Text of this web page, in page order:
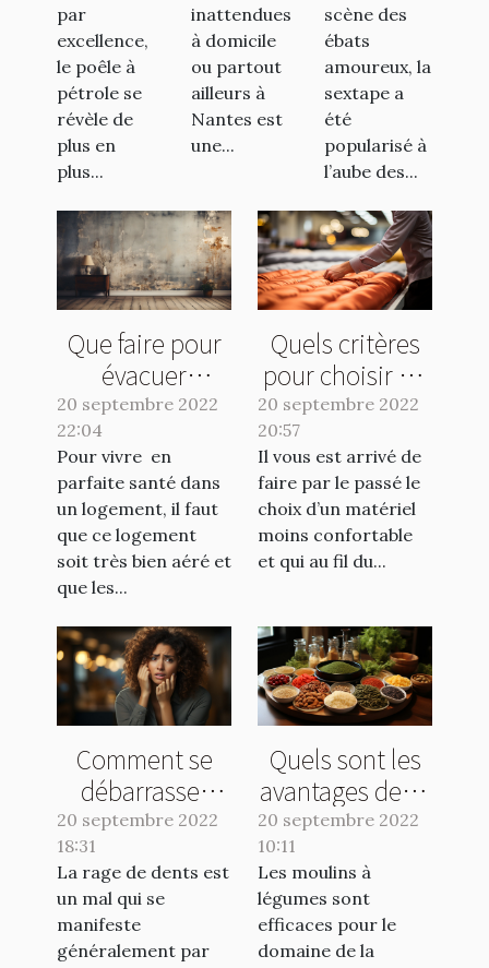
par
excellence,
le poêle à
pétrole se
révèle de
plus en
plus...
inattendues
à domicile
ou partout
ailleurs à
Nantes est
une...
scène des
ébats
amoureux, la
sextape a
été
popularisé à
l’aube des...
Que faire pour
évacuer
l'humidité de sa
maison ?
20 septembre 2022
22:04
Pour vivre en
parfaite santé dans
un logement, il faut
que ce logement
soit très bien aéré et
que les...
Quels critères
pour choisir un
bon matelas ?
20 septembre 2022
20:57
Il vous est arrivé de
faire par le passé le
choix d’un matériel
moins confortable
et qui au fil du...
Comment se
débarrasser
d'une rage de
20 septembre 2022
18:31
La rage de dents est
un mal qui se
manifeste
généralement par
Quels sont les
avantages de se
servir d’un bon
légumes ?
20 septembre 2022
10:11
Les moulins à
légumes sont
efficaces pour le
domaine de la